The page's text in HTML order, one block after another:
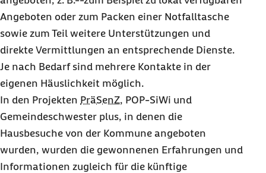
Angeboten oder zum Packen einer Notfalltasche
sowie zum Teil weitere Unterstützungen und
direkte Vermittlungen an entsprechende Dienste.
Je nach Bedarf sind mehrere Kontakte in der
eigenen Häuslichkeit möglich.
In den Projekten PräSenZ, POP-SiWi und
Gemeindeschwester plus, in denen die
Hausbesuche von der Kommune angeboten
wurden, wurden die gewonnenen Erfahrungen und
Informationen zugleich für die künftige